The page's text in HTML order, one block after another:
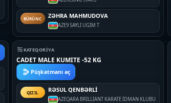
BÜRÜNC ZƏHRA MAHMUDOVA
AZE9 SAYLI UGIM T
KATEQORIYA
CADET MALE KUMITE -52 KG
Püşkatmanı aç
QIZIL RƏSUL QENBƏRLİ
AZEQARA BRİLLİANT KARATE İDMAN KLUBU